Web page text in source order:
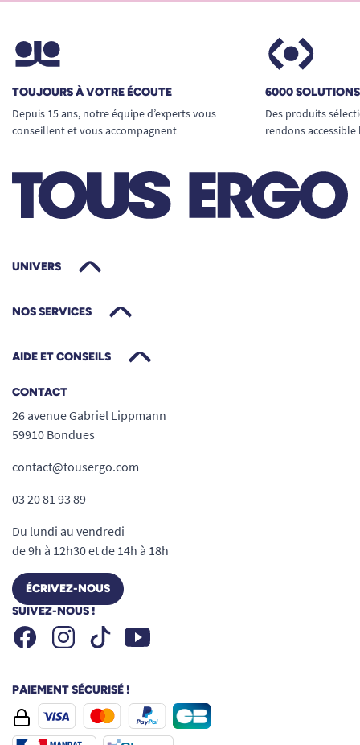
TOUJOURS À VOTRE ÉCOUTE
Depuis 15 ans, notre équipe d’experts vous
conseillent et vous accompagnent
6000
Des produits
rendons
UNIVERS
NOS SERVICES
AIDE ET CONSEILS
CONTACT
26 avenue Gabriel Lippmann
59910 Bondues
contact@tousergo.com
03 20 81 93 89
Du lundi au vendredi
de 9h à 12h30 et de 14h à 18h
ÉCRIVEZ-NOUS
SUIVEZ-NOUS !
FacebookInstagramTiktok Youtube
PAIEMENT SÉCURISÉ !